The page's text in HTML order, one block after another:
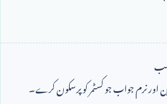
اور نرم جواب جو کسٹمر کو پرسکون کرے۔